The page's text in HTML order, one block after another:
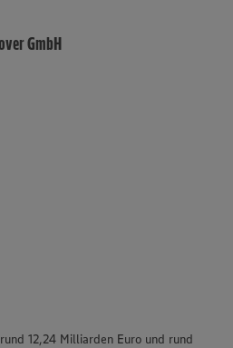
GmbH
12,24 Milliarden Euro und rund